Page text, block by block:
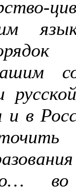
и в